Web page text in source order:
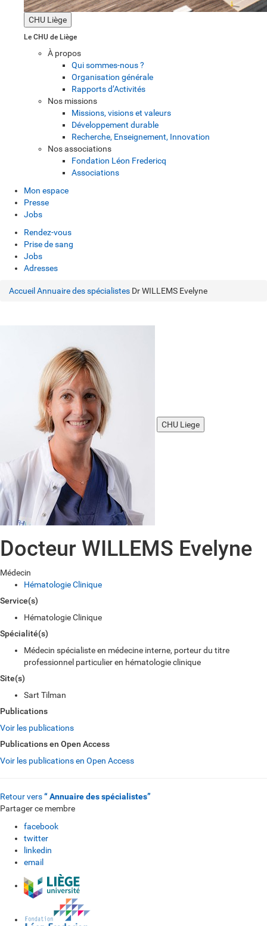
CHU Liège
Le CHU de Liège
À propos
Qui sommes-nous ?
Organisation générale
Rapports d’Activités
Nos missions
Missions, visions et valeurs
Développement durable
Recherche, Enseignement, Innovation
Nos associations
Fondation Léon Fredericq
Associations
Mon espace
Presse
Jobs
Rendez-vous
Prise de sang
Jobs
Adresses
Accueil Annuaire des spécialistes Dr WILLEMS Evelyne
CHU Liege
Docteur WILLEMS Evelyne
Médecin
Hématologie Clinique
Service(s)
Hématologie Clinique
Spécialité(s)
Médecin spécialiste en médecine interne, porteur du titre
professionnel particulier en hématologie clinique
Site(s)
Sart Tilman
Publications
Voir les publications
Publications en Open Access
Voir les publications en Open Access
Retour vers“ Annuaire des spécialistes”
Partager ce membre
facebook
twitter
linkedin
email